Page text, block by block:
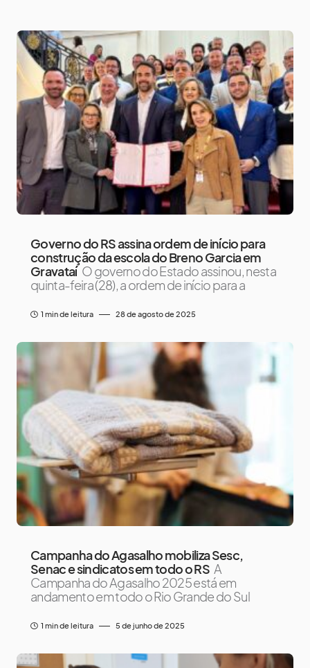
Governo do RS assina ordem de início para
construção da escola do Breno Garcia em
Gravataí O governo do Estado assinou, nesta
quinta-feira (28), a ordem de início para a
1 min de leitura 28 de agosto de 2025
Campanha do Agasalho mobiliza Sesc,
Senac e sindicatos em todo o RS A
Campanha do Agasalho 2025 está em
andamento em todo o Rio Grande do Sul
1 min de leitura 5 de junho de 2025